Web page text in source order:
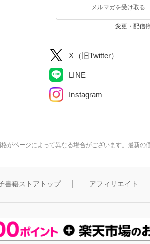
メルマガを受け取る
変更・配信
X（旧Twitter）
LINE
Instagram
がページによって異なる場合がございます。最新の
書籍ストアトップ アフィリエイト